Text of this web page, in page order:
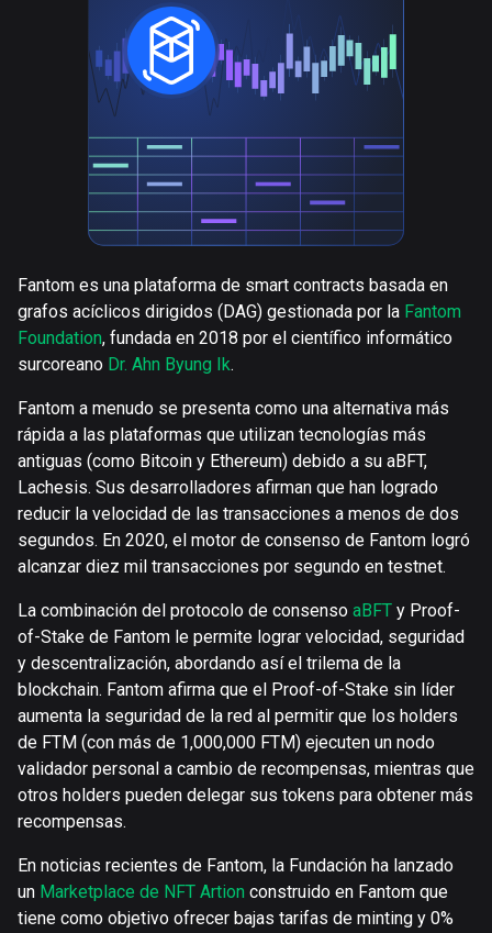
Fantom es una plataforma de smart contracts basada en
grafos acíclicos dirigidos (DAG) gestionada por la Fantom
Foundation, fundada en 2018 por el científico informático
surcoreano Dr. Ahn Byung Ik.
Fantom a menudo se presenta como una alternativa más
rápida a las plataformas que utilizan tecnologías más
antiguas (como Bitcoin y Ethereum) debido a su aBFT,
Lachesis. Sus desarrolladores afirman que han logrado
reducir la velocidad de las transacciones a menos de dos
segundos. En 2020, el motor de consenso de Fantom logró
alcanzar diez mil transacciones por segundo en testnet.
La combinación del protocolo de consenso aBFT y Proof-
of-Stake de Fantom le permite lograr velocidad, seguridad
y descentralización, abordando así el trilema de la
blockchain. Fantom afirma que el Proof-of-Stake sin líder
aumenta la seguridad de la red al permitir que los holders
de FTM (con más de 1,000,000 FTM) ejecuten un nodo
validador personal a cambio de recompensas, mientras que
otros holders pueden delegar sus tokens para obtener más
recompensas.
En noticias recientes de Fantom, la Fundación ha lanzado
un Marketplace de NFT Artion construido en Fantom que
tiene como objetivo ofrecer bajas tarifas de minting y 0%